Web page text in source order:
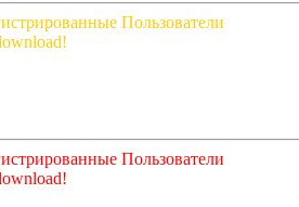
Пользователи
Пользователи